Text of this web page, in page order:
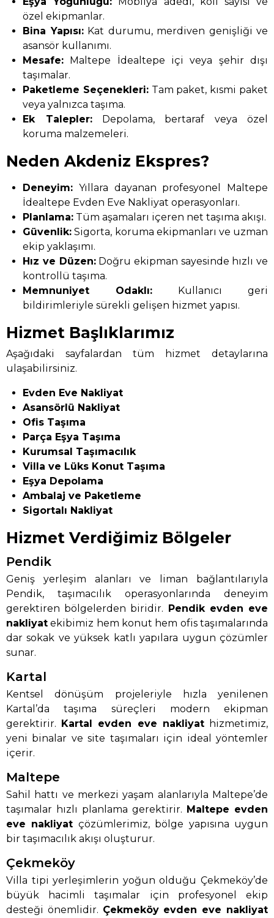
özel ekipmanlar.
Bina Yapısı:Kat durumu, merdiven genişliği ve
asansör kullanımı.
Mesafe: Maltepe İdealtepe içi veya şehir dışı
taşımalar.
Paketleme Seçenekleri:Tam paket, kısmi paket
veya yalnızca taşıma.
Ek Talepler:Depolama, bertaraf veya özel
koruma malzemeleri.
Neden Akdeniz Ekspres?
Deneyim: Yıllara dayanan profesyonel Maltepe
İdealtepe Evden Eve Nakliyat operasyonları.
Planlama: Tüm aşamaları içeren net taşıma akışı.
Güvenlik: Sigorta, koruma ekipmanları ve uzman
ekip yaklaşımı.
Hız ve Düzen:Doğru ekipman sayesinde hızlı ve
kontrollü taşıma.
Memnuniyet Odaklı: Kullanıcı geri
bildirimleriyle sürekli gelişen hizmet yapısı.
Hizmet Başlıklarımız
Aşağıdaki sayfalardan tüm hizmet detaylarına
ulaşabilirsiniz.
Evden Eve Nakliyat
Asansörlü Nakliyat
Ofis Taşıma
Parça Eşya Taşıma
Kurumsal Taşımacılık
Villa ve Lüks Konut Taşıma
Eşya Depolama
Ambalaj ve Paketleme
Sigortalı Nakliyat
Hizmet Verdiğimiz Bölgeler
Pendik
Geniş yerleşim alanları ve liman bağlantılarıyla
Pendik, taşımacılık operasyonlarında deneyim
gerektiren bölgelerden biridir.
Pendik evden eve
nakliyat ekibimiz hem konut hem ofis taşımalarında
dar sokak ve yüksek katlı yapılara uygun çözümler
sunar.
Kartal
Kentsel dönüşüm projeleriyle hızla yenilenen
Kartal’da taşıma süreçleri modern ekipman
gerektirir.
Kartal evden eve nakliyathizmetimiz,
yeni binalar ve site taşımaları için ideal yöntemler
içerir.
Maltepe
Sahil hattı ve merkezi yaşam alanlarıyla Maltepe’de
taşımalar hızlı planlama gerektirir. Maltepe evden
eve nakliyat çözümlerimiz, bölge yapısına uygun
bir taşımacılık akışı oluşturur.
Çekmeköy
Villa tipi yerleşimlerin yoğun olduğu Çekmeköy’de
büyük hacimli taşımalar için profesyonel ekip
desteği önemlidir. Çekmeköy evden eve nakliyat